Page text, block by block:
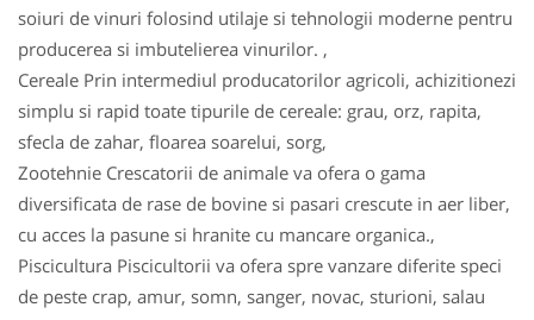
soiuri de vinuri folosind utilaje si tehnologii moderne pentru
producerea si imbutelierea vinurilor. ,
Cereale Prin intermediul producatorilor agricoli, achizitionezi
simplu si rapid toate tipurile de cereale: grau, orz, rapita,
sfecla de zahar, floarea soarelui, sorg,
Zootehnie Crescatorii de animale va ofera o gama
diversificata de rase de bovine si pasari crescute in aer liber,
cu acces la pasune si hranite cu mancare organica.,
Piscicultura Piscicultorii va ofera spre vanzare diferite speci
de peste crap, amur, somn, sanger, novac, stu­ri­oni, salau